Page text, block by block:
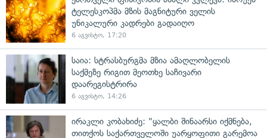
ტელესკოპმა მზის მაგნიტური ველის
უნიკალური კადრები გადაიღო
6 აგვისტო, 17:20
საია: სტრასბურგმა მზია ამაღლობელის
საქმეზე რიგით მეოთხე საჩივარი
დაარეგისტრირა
6 აგვისტო, 14:26
ირაკლი კობახიძე: "ყალბი შინაარსი იქმნება,
თითქოს საქართველოში უარყოფითი გარემოა